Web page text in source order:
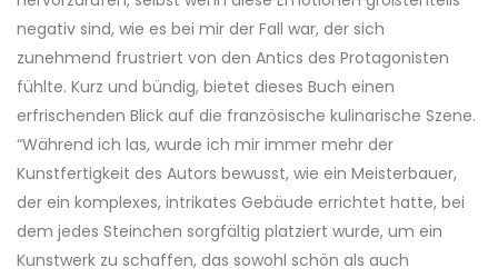
negativ sind, wie es bei mir der Fall war, der sich
zunehmend frustriert von den Antics des Protagonisten
fühlte. Kurz und bündig, bietet dieses Buch einen
erfrischenden Blick auf die französische kulinarische Szene.
“Während ich las, wurde ich mir immer mehr der
Kunstfertigkeit des Autors bewusst, wie ein Meisterbauer,
der ein komplexes, intrikates Gebäude errichtet hatte, bei
dem jedes Steinchen sorgfältig platziert wurde, um ein
Kunstwerk zu schaffen, das sowohl schön als auch